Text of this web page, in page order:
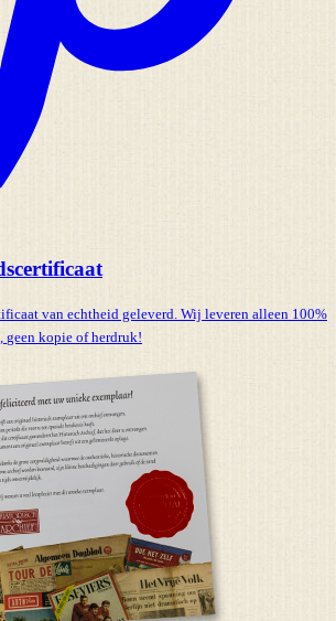
van echtheid geleverd. Wij leveren alleen 100%
geen kopie of herdruk!